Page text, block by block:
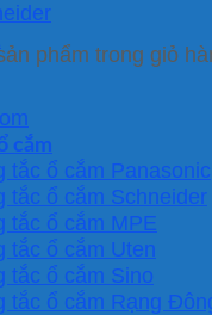
phẩm trong giỏ
cắm
tắc ổ cắm Panasonic
tắc ổ cắm Schneider
tắc ổ cắm MPE
tắc ổ cắm Uten
tắc ổ cắm Sino
tắc ổ cắm Rạng